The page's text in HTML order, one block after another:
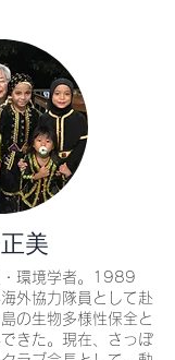
美
・環境学者。1989
外協力隊員として赴
の生物多様性保全と
きた。現在、さっぽ